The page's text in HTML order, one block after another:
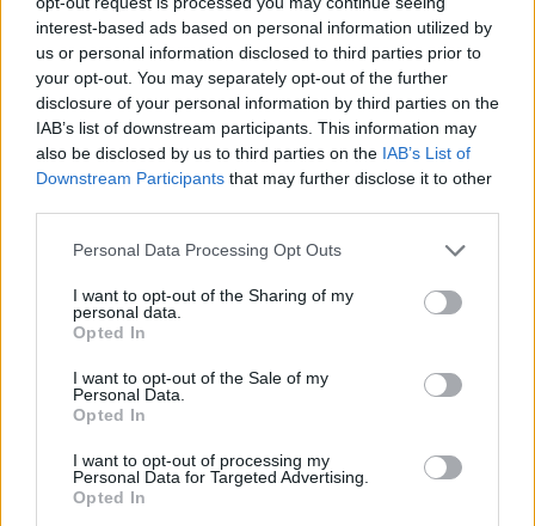
interest-based ads based on personal information utilized by
us or personal information disclosed to third parties prior to
your opt-out. You may separately opt-out of the further
disclosure of your personal information by third parties on the
IAB’s list of downstream participants. This information may
also be disclosed by us to third parties on the IAB’s List of
Downstream Participants that may further disclose it to other
Personal Data Processing Opt Outs
I want to opt-out of the Sharing of my
personal data.
Opted In
I want to opt-out of the Sale of my
Personal Data.
Opted In
I want to opt-out of processing my
Personal Data for Targeted Advertising.
Opted In
Infortunato 0 - 0%
Inutilizzato 37 - 97
stagionale
SAS 4-1 NAP
3-4 SAM
EMP 2-2